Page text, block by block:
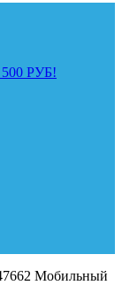
РУБ!
Мобильный